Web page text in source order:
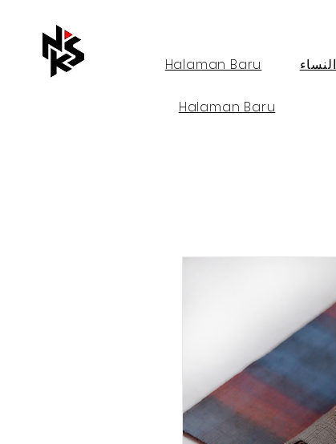
Halaman Baru النساء
Halaman Baru